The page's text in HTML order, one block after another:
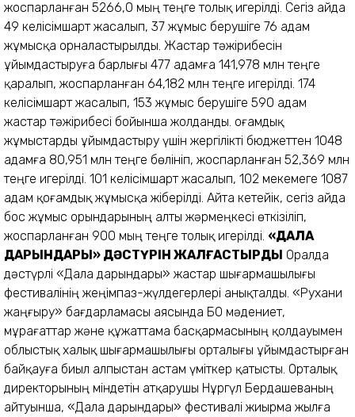
жоспарланған 5266,0 мың теңге толық игерілді. Сегіз айда
49 келісімшарт жасалып, 37 жұмыс берушіге 76 адам
жұмысқа орналастырылды. Жастар тәжірибесін
ұйымдастыруға барлығы 477 адамға 141,978 млн теңге
қаралып, жоспарланған 64,182 млн теңге игерілді. 174
келісімшарт жасалып, 153 жұмыс берушіге 590 адам
жастар тәжірибесі бойынша жолданды. Қоғамдық
жұмыстарды ұйымдастыру үшін жергілікті бюджеттен 1048
адамға 80,951 млн теңге бөлініп, жоспарланған 52,369 млн
теңге игерілді. 101 келісімшарт жасалып, 102 мекемеге 1087
адам қоғамдық жұмысқа жіберілді. Айта кетейік, сегіз айда
бос жұмыс орындарының алты жәрмеңкесі өткізіліп,
жоспарланған 900 мың теңге толық игерілді. «ДАЛА
ДАРЫНДАРЫ» ДӘСТҮРІН ЖАЛҒАСТЫРДЫ Оралда
дәстүрлі «Дала дарындары» жастар шығармашылығы
фестивалінің жеңімпаз-жүлдегерлері анықталды. «Рухани
жаңғыру» бағдарламасы аясында БҚО мәдениет,
мұрағаттар және құжаттама басқармасының қолдауымен
облыстық халық шығармашылығы орталығы ұйымдастырған
байқауға биыл алпыстан астам үміткер қатысты. Орталық
директорының міндетін атқарушы Нұргүл Бердашеваның
айтуынша, «Дала дарындары» фестивалі жиырма жылға